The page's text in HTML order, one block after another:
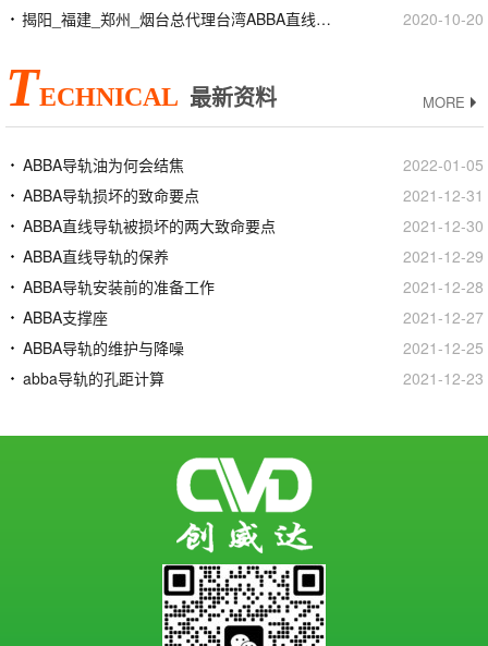
揭阳_福建_郑州_烟台总代理台湾ABBA直线导轨滑块
2020-10-20
TECHNICAL 最新资料 MORE
ABBA导轨油为何会结焦
2022-01-05
ABBA导轨损坏的致命要点
2021-12-31
ABBA直线导轨被损坏的两大致命要点
2021-12-30
ABBA直线导轨的保养
2021-12-29
ABBA导轨安装前的准备工作
2021-12-28
ABBA支撑座
2021-12-27
ABBA导轨的维护与降噪
2021-12-25
abba导轨的孔距计算
2021-12-23